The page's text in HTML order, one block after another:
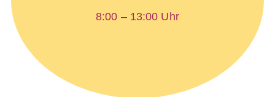
8:00 – 13:00 Uhr